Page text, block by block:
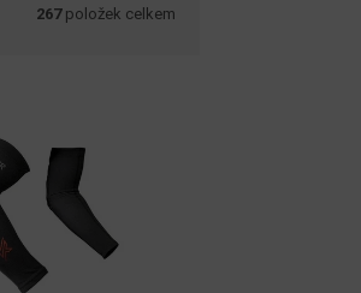
267položek celkem